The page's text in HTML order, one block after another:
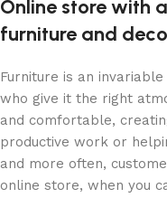
Online store with
furniture and
Furniture is an
who give it the right
and comfortable,
productive work or
and more often,
online store, when you